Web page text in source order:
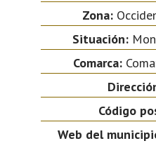
Zona:
Situación:
Comarca:
Código
Web del